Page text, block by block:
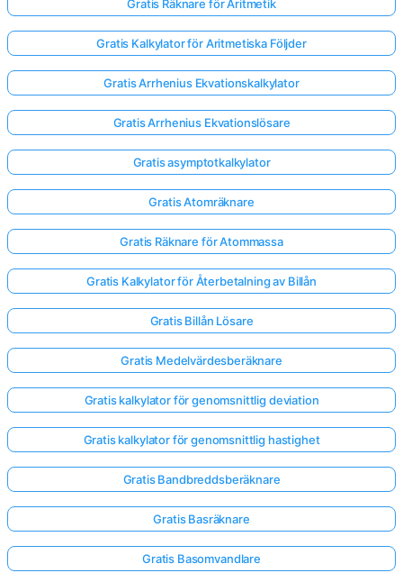
Inga
frågor
än
din
första
fråga
Gratis Räknare för Aritmetik
Gratis Kalkylator för Aritmetiska Följder
Gratis Arrhenius Ekvationskalkylator
Gratis Arrhenius Ekvationslösare
Gratis asymptotkalkylator
Gratis Atomräknare
Gratis Räknare för Atommassa
Gratis Kalkylator för Återbetalning av Billån
Gratis Billån Lösare
Gratis Medelvärdesberäknare
Gratis kalkylator för genomsnittlig deviation
Gratis kalkylator för genomsnittlig hastighet
Gratis Bandbreddsberäknare
Gratis Basräknare
Gratis Basomvandlare